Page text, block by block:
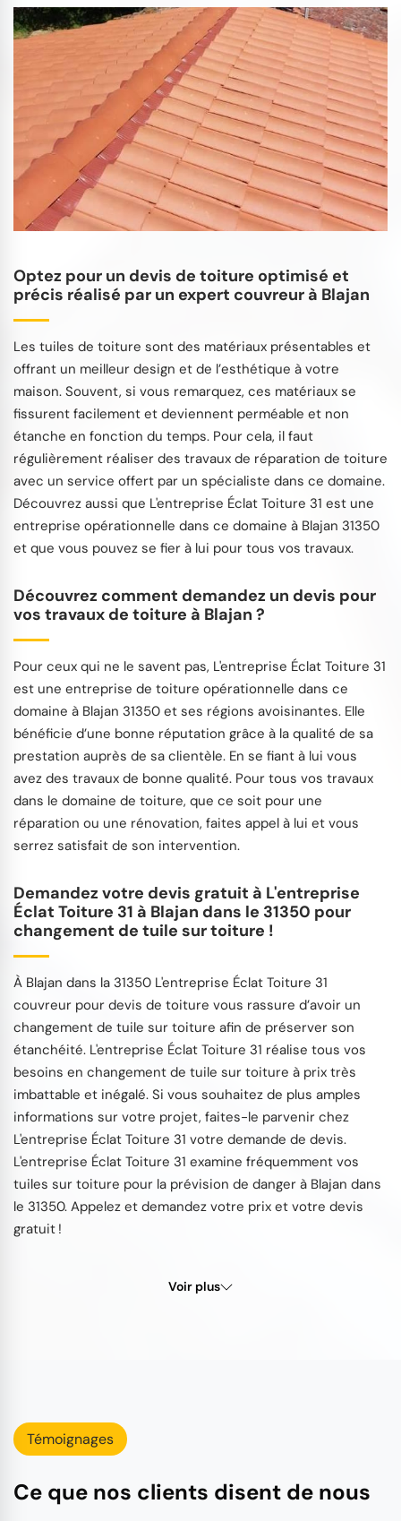
Optez pour un devis de toiture optimisé et
précis réalisé par un expert couvreur à Blajan
Les tuiles de toiture sont des matériaux présentables et
offrant un meilleur design et de l’esthétique à votre
maison. Souvent, si vous remarquez, ces matériaux se
fissurent facilement et deviennent perméable et non
étanche en fonction du temps. Pour cela, il faut
régulièrement réaliser des travaux de réparation de toiture
avec un service offert par un spécialiste dans ce domaine.
Découvrez aussi que L'entreprise Éclat Toiture 31 est une
entreprise opérationnelle dans ce domaine à Blajan 31350
et que vous pouvez se fier à lui pour tous vos travaux.
Découvrez comment demandez un devis pour
vos travaux de toiture à Blajan ?
Pour ceux qui ne le savent pas, L'entreprise Éclat Toiture 31
est une entreprise de toiture opérationnelle dans ce
domaine à Blajan 31350 et ses régions avoisinantes. Elle
bénéficie d’une bonne réputation grâce à la qualité de sa
prestation auprès de sa clientèle. En se fiant à lui vous
avez des travaux de bonne qualité. Pour tous vos travaux
dans le domaine de toiture, que ce soit pour une
réparation ou une rénovation, faites appel à lui et vous
serrez satisfait de son intervention.
Demandez votre devis gratuit à L'entreprise
Éclat Toiture 31 à Blajan dans le 31350 pour
changement de tuile sur toiture !
À Blajan dans la 31350 L'entreprise Éclat Toiture 31
couvreur pour devis de toiture vous rassure d’avoir un
changement de tuile sur toiture afin de préserver son
étanchéité. L'entreprise Éclat Toiture 31 réalise tous vos
besoins en changement de tuile sur toiture à prix très
imbattable et inégalé. Si vous souhaitez de plus amples
informations sur votre projet, faites-le parvenir chez
L'entreprise Éclat Toiture 31 votre demande de devis.
L'entreprise Éclat Toiture 31 examine fréquemment vos
tuiles sur toiture pour la prévision de danger à Blajan dans
le 31350. Appelez et demandez votre prix et votre devis
gratuit !
Voir plus
Témoignages
Ce que nos clients disent de nous